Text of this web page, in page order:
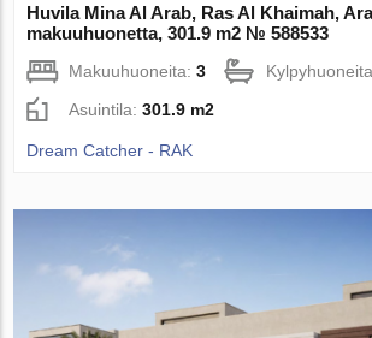
Huvila Mina Al Arab, Ras Al Khaimah,
makuuhuonetta, 301.9 m2 № 588533
Makuuhuoneita:3
Asuintila:301.9 m2
Dream Catcher - RAK